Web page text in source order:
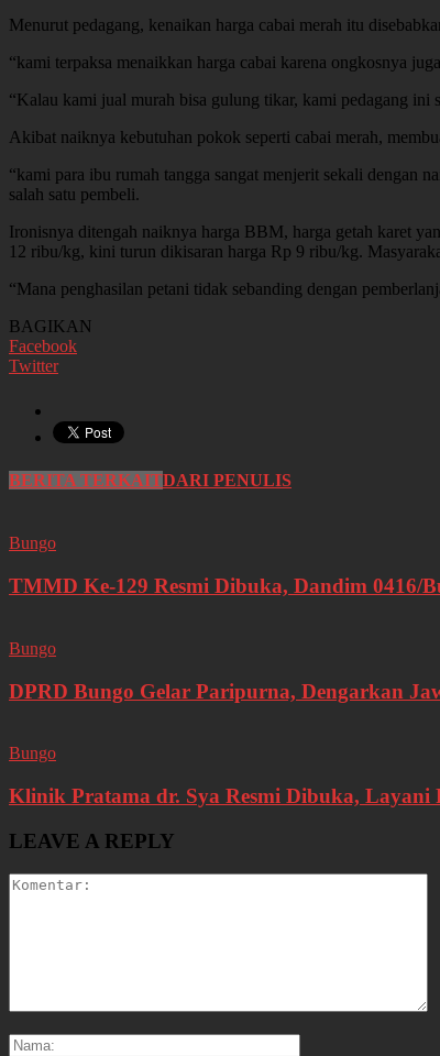
Menurut pedagang, kenaikan harga cabai merah itu
“kami terpaksa menaikkan harga cabai karena ongkosnya
“Kalau kami jual murah bisa gulung tikar, kami pedagang
Akibat naiknya kebutuhan pokok seperti cabai merah,
“kami para ibu rumah tangga sangat menjerit sekali dengan
salah satu pembeli.
Ironisnya ditengah naiknya harga BBM, harga getah karet
12 ribu/kg, kini turun dikisaran harga Rp 9 ribu/kg.
“Mana penghasilan petani tidak sebanding dengan
BAGIKAN
Facebook
Twitter
BERITA TERKAITDARI PENULIS
Bungo
TMMD Ke-129 Resmi Dibuka, Dandim 0416/
Bungo
DPRD Bungo Gelar Paripurna, Dengarkan
Bungo
Klinik Pratama dr. Sya Resmi Dibuka, Layani
LEAVE A REPLY